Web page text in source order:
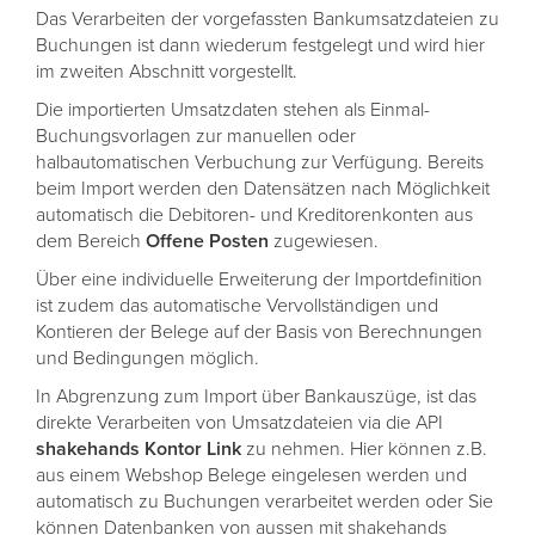
Das Verarbeiten der vorgefassten Bankumsatzdateien zu
Buchungen ist dann wiederum festgelegt und wird hier
im zweiten Abschnitt vorgestellt.
Die importierten Umsatzdaten stehen als Einmal-
Buchungsvorlagen zur manuellen oder
halbautomatischen Verbuchung zur Verfügung. Bereits
beim Import werden den Datensätzen nach Möglichkeit
automatisch die Debitoren- und Kreditorenkonten aus
dem Bereich Offene Posten zugewiesen.
Über eine individuelle Erweiterung der Importdefinition
ist zudem das automatische Vervollständigen und
Kontieren der Belege auf der Basis von Berechnungen
und Bedingungen möglich.
In Abgrenzung zum Import über Bankauszüge, ist das
direkte Verarbeiten von Umsatzdateien via die API
shakehands Kontor Link zu nehmen. Hier können z.B.
aus einem Webshop Belege eingelesen werden und
automatisch zu Buchungen verarbeitet werden oder Sie
können Datenbanken von aussen mit shakehands